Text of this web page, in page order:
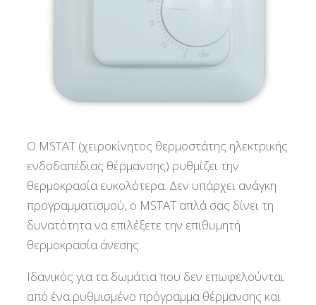
Ο MSTAT (χειροκίνητος θερμοστάτης ηλεκτρικής
ενδοδαπέδιας θέρμανσης) ρυθμίζει την
θερμοκρασία ευκολότερα. Δεν υπάρχει ανάγκη
προγραμματισμού, ο MSTAT απλά σας δίνει τη
δυνατότητα να επιλέξετε την επιθυμητή
θερμοκρασία άνεσης.
Ιδανικός για τα δωμάτια που δεν επωφελούνται
από ένα ρυθμισμένο πρόγραμμα θέρμανσης και